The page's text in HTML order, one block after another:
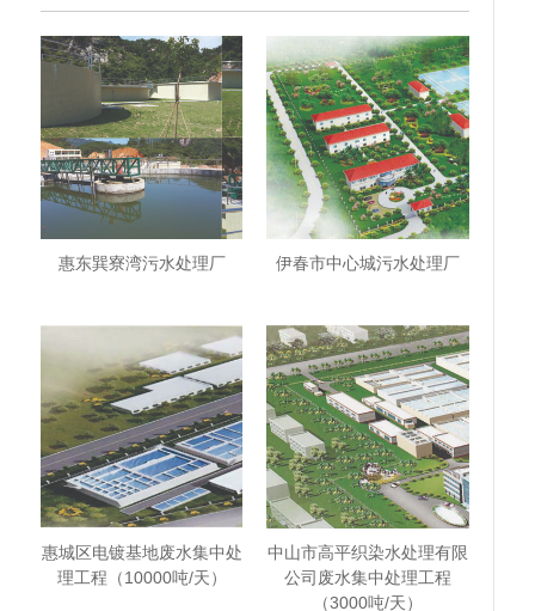
惠东巽寮湾污水处理厂 伊春市中心城污水处理厂
惠城区电镀基地废水集中处
理工程（10000吨/天）
中山市高平织染水处理有限
公司废水集中处理工程
（3000吨/天）